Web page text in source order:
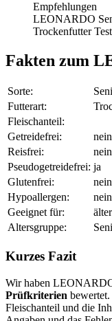
LEONARDO
Trockenfutter
Fakten zum
Sorte:
Futterart:
Fleischanteil:
Getreidefrei:
nein
Reisfrei:
nein
Pseudogetreidefrei: ja
Glutenfrei:
nein
Hypoallergen:
nein
Geeignet für:
Altersgruppe:
Kurzes Fazit
Wir haben
Prüfkriterien
Fleischanteil und die